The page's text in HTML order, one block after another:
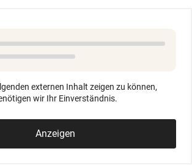
externen Inhalt zeigen zu können,
wir Ihr Einverständnis.
Anzeigen